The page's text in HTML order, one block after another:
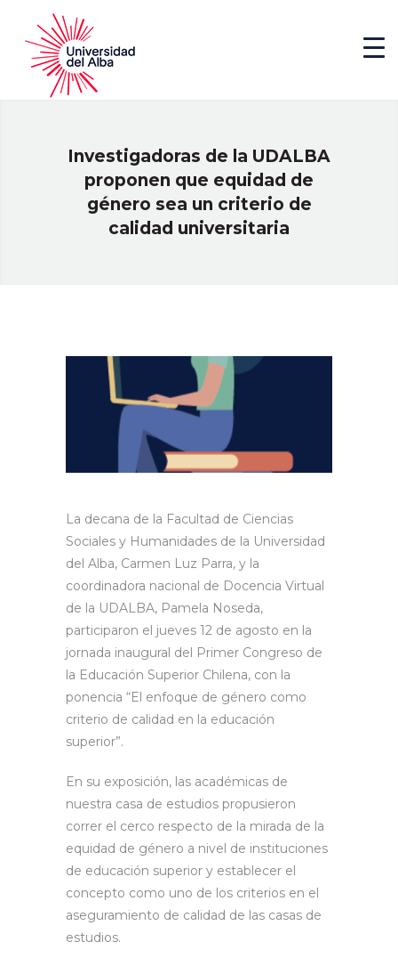
Investigadoras de la UDALBA
proponen que equidad de
género sea un criterio de
calidad universitaria
La decana de la Facultad de Ciencias
Sociales y Humanidades de la Universidad
del Alba, Carmen Luz Parra, y la
coordinadora nacional de Docencia Virtual
de la UDALBA, Pamela Noseda,
participaron el jueves 12 de agosto en la
jornada inaugural del Primer Congreso de
la Educación Superior Chilena, con la
ponencia “El enfoque de género como
criterio de calidad en la educación
superior”.
En su exposición, las académicas de
nuestra casa de estudios propusieron
correr el cerco respecto de la mirada de la
equidad de género a nivel de instituciones
de educación superior y establecer el
concepto como uno de los criterios en el
aseguramiento de calidad de las casas de
estudios.